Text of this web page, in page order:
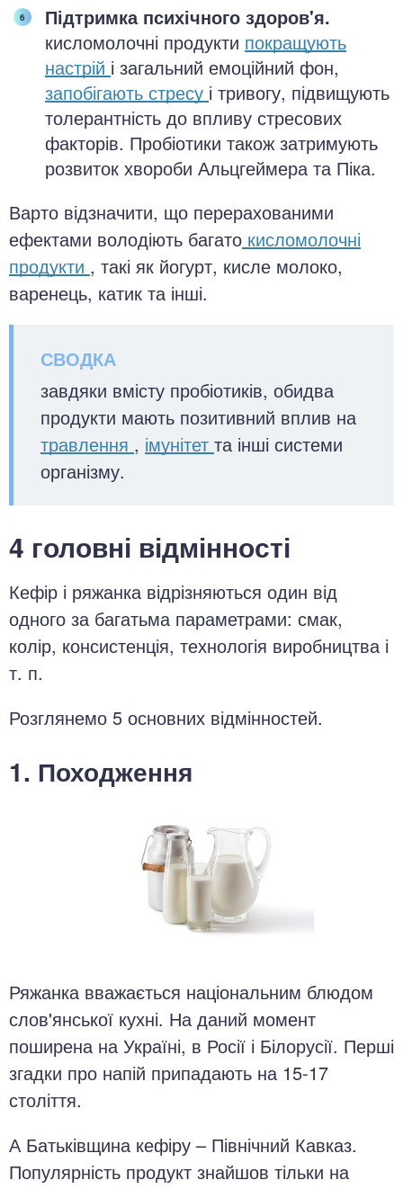
Підтримка психічного здоров'я.
кисломолочні продукти покращують
настрій і загальний емоційний фон,
запобігають стресу і тривогу, підвищують
толерантність до впливу стресових
факторів. Пробіотики також затримують
розвиток хвороби Альцгеймера та Піка.
Варто відзначити, що перерахованими
ефектами володіють багато кисломолочні
продукти , такі як йогурт, кисле молоко,
варенець, катик та інші.
завдяки вмісту пробіотиків, обидва
продукти мають позитивний вплив на
травлення , імунітет та інші системи
організму.
4 головні відмінності
Кефір і ряжанка відрізняються один від
одного за багатьма параметрами: смак,
колір, консистенція, технологія виробництва і
т. п.
Розглянемо 5 основних відмінностей.
1. Походження
Ряжанка вважається національним блюдом
слов'янської кухні. На даний момент
поширена на Україні, в Росії і Білорусії. Перші
згадки про напій припадають на 15-17
століття.
А Батьківщина кефіру – Північний Кавказ.
Популярність продукт знайшов тільки на